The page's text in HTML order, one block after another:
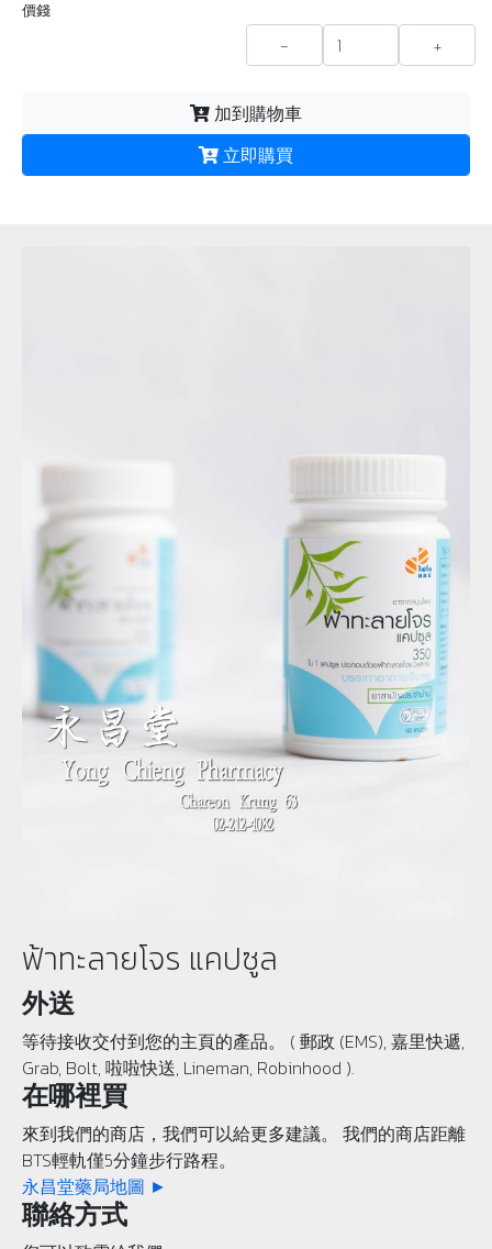
價錢
- +
加到購物車
立即購買
ฟ้าทะลายโจร แคปซูล
外送
等待接收交付到您的主頁的產品。 ( 郵政 (EMS), 嘉里快遞,
Grab, Bolt, 啦啦快送, Lineman, Robinhood ).
在哪裡買
來到我們的商店，我們可以給更多建議。 我們的商店距離
BTS輕軌僅5分鐘步行路程。
永昌堂藥局地圖 ►
聯絡方式